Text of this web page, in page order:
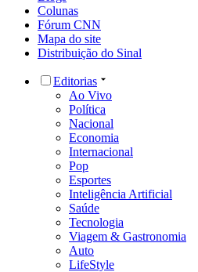
Colunas
Fórum CNN
Mapa do site
Distribuição do Sinal
Editorias
Ao Vivo
Política
Nacional
Economia
Internacional
Pop
Esportes
Inteligência Artificial
Saúde
Tecnologia
Viagem & Gastronomia
Auto
LifeStyle